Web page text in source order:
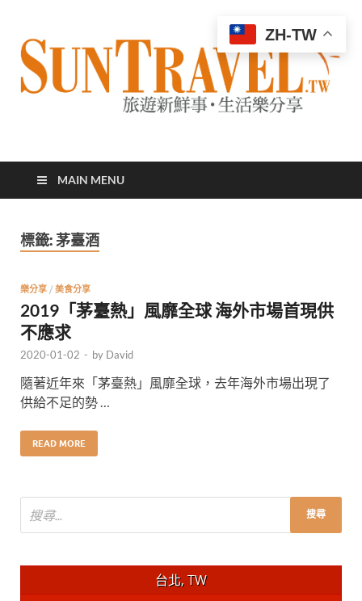
太陽網
MAIN MENU
標籤: 茅臺酒
樂分享 / 美食分享
2019「茅臺熱」風靡全球 海外市場首現供
不應求
2020-01-02 - by David
隨著近年來「茅臺熱」風靡全球，去年海外市場出現了
供給不足的勢 …
READ MORE
台北, TW
ZH-TW